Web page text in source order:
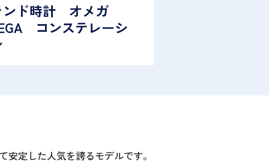
ンド時計 オメガ
コンステレーシ
定した人気を誇るモデルです。